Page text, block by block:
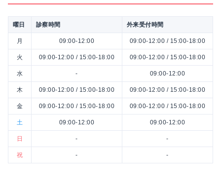
曜日 診察時間 外来受付時間
月 09:00-12:00 09:00-12:00 / 15:00-18:00
火 09:00-12:00 / 15:00-18:00 09:00-12:00 / 15:00-18:00
水 - 09:00-12:00
木 09:00-12:00 / 15:00-18:00 09:00-12:00 / 15:00-18:00
金 09:00-12:00 / 15:00-18:00 09:00-12:00 / 15:00-18:00
土 09:00-12:00 09:00-12:00
日 - -
祝 - -